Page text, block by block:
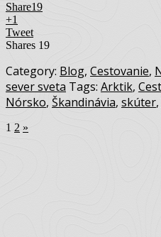
Share19
+1
Tweet
Shares 19
Category: Blog, Cestovanie,
sever sveta Tags: Arktik,
Nórsko, Škandinávia, skúter,
1 2 »